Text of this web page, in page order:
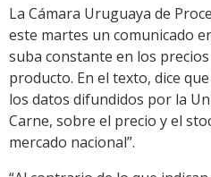
La Cámara Uruguaya de
este martes un comunicado
suba constante en los
producto. En el texto, dice
los datos difundidos por la
Carne, sobre el precio y el
mercado nacional”.